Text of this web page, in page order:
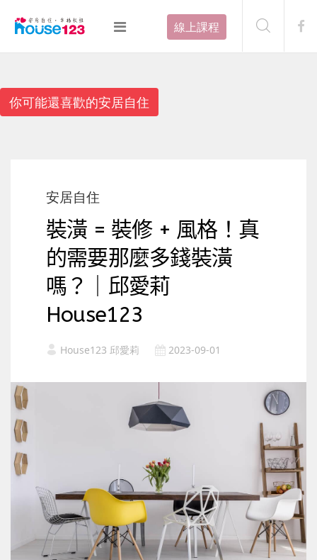
線上課程
你可能還喜歡的安居自住
安居自住
裝潢 = 裝修 + 風格！真
的需要那麼多錢裝潢
嗎？｜邱愛莉
House123
House123 邱愛莉 2023-09-01